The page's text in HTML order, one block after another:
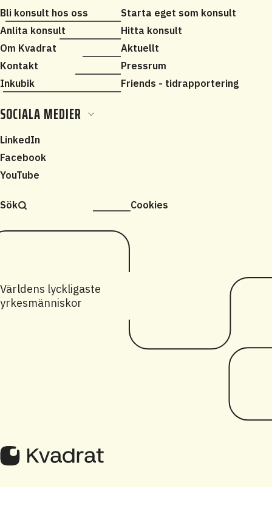
Bli konsult hos oss
Starta eget som konsult
Anlita konsult
Hitta konsult
Om Kvadrat
Aktuellt
Kontakt
Pressrum
Inkubik
Friends - tidrapportering
SOCIALA MEDIER
LinkedIn
Facebook
YouTube
Sök Cookies
Världens lyckligaste
yrkesmänniskor